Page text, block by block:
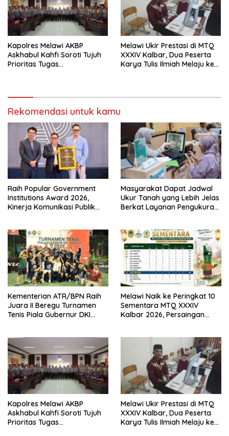
Kapolres Melawi AKBP
Askhabul Kahfi Soroti Tujuh
Prioritas Tugas
Melawi Ukir Prestasi di MTQ
XXXIV Kalbar, Dua Peserta
Karya Tulis Ilmiah Melaju ke
Rekomendasi untuk kamu
Raih Popular Government
Institutions Award 2026,
Kinerja Komunikasi Publik
Masyarakat Dapat Jadwal
Ukur Tanah yang Lebih Jelas
Berkat Layanan Pengukuran
Kementerian ATR/BPN Raih
Juara II Beregu Turnamen
Tenis Piala Gubernur DKI
Melawi Naik ke Peringkat 10
Sementara MTQ XXXIV
Kalbar 2026, Persaingan
Kapolres Melawi AKBP
Askhabul Kahfi Soroti Tujuh
Prioritas Tugas
Melawi Ukir Prestasi di MTQ
XXXIV Kalbar, Dua Peserta
Karya Tulis Ilmiah Melaju ke